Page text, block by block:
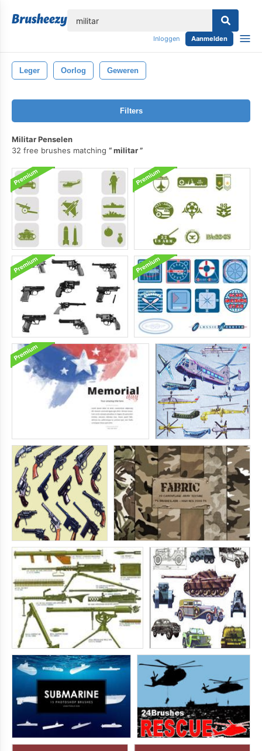
Inloggen Aanmelden
Leger Oorlog Geweren
Filters
Militar Penselen
32 free brushes matching
militar